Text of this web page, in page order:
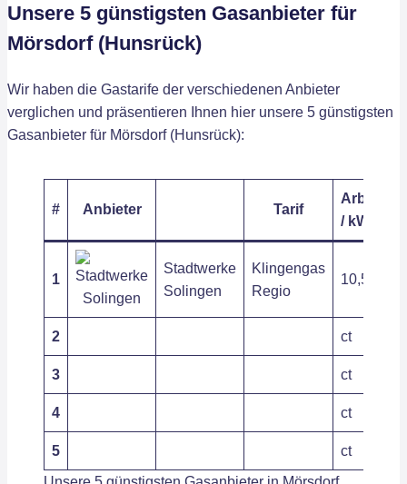
Unsere 5 günstigsten Gasanbieter für
Mörsdorf (Hunsrück)
Wir haben die Gastarife der verschiedenen Anbieter
verglichen und präsentieren Ihnen hier unsere 5 günstigsten
Gasanbieter für Mörsdorf (Hunsrück):
# Anbieter Tarif
/ kWh
1
Stadtwerke
Solingen
Klingengas
Regio
10,54 ct
2 ct
3 ct
4 ct
5
ct